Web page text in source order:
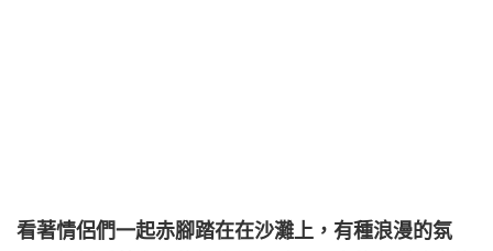
看著情侶們一起赤腳踏在在沙灘上，有種浪漫的氛